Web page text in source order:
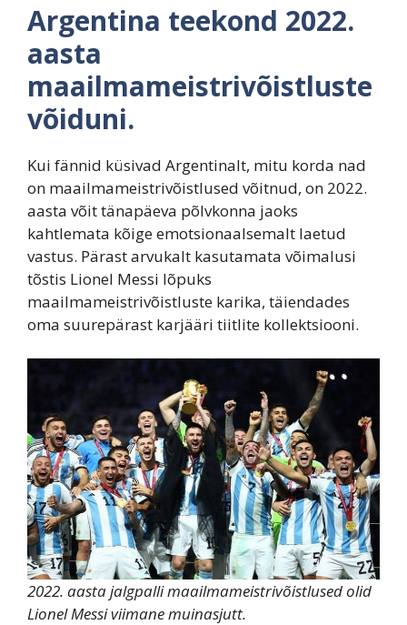
Argentina teekond 2022.
aasta
maailmameistrivõistluste
võiduni.
Kui fännid küsivad Argentinalt, mitu korda nad
on maailmameistrivõistlused võitnud, on 2022.
aasta võit tänapäeva põlvkonna jaoks
kahtlemata kõige emotsionaalsemalt laetud
vastus. Pärast arvukalt kasutamata võimalusi
tõstis Lionel Messi lõpuks
maailmameistrivõistluste karika, täiendades
oma suurepärast karjääri tiitlite kollektsiooni.
2022. aasta jalgpalli maailmameistrivõistlused olid
Lionel Messi viimane muinasjutt.